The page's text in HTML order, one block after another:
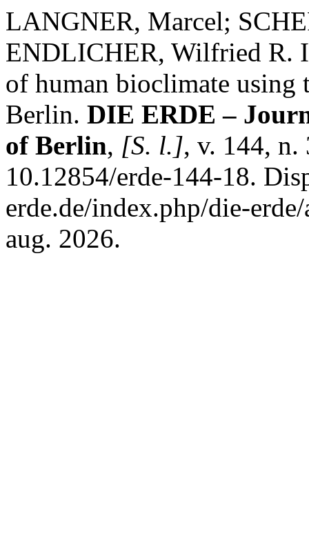
LANGNER, Marcel;
ENDLICHER, Wilfried R.
of human bioclimate
Berlin. DIE ERDE –
of Berlin, [S. l.], v. 144,
10.12854/erde-144-18.
erde.de/index.php/die-
aug. 2026.